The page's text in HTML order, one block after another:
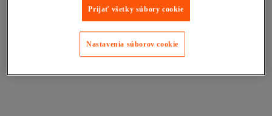
Prijať všetky súbory cookie
Nastavenia súborov cookie